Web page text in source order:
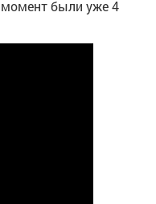
момент были уже 4